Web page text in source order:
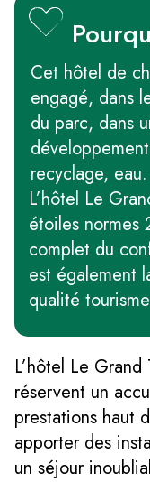
Cet hôtel de
engagé, dans
du parc, dans
recyclage, eau.
L’hôtel Le
étoiles normes
complet du
est également
qualité
L’hôtel Le
réservent un
prestations haut
apporter des
un séjour